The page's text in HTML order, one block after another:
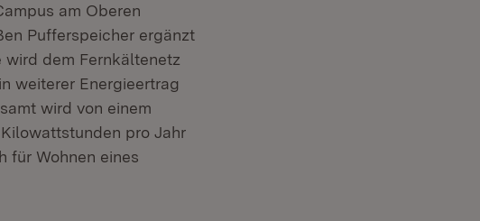
am Oberen
Pufferspeicher ergänzt
dem Fernkältenetz
weiterer Energieertrag
wird von einem
pro Jahr
für Wohnen eines